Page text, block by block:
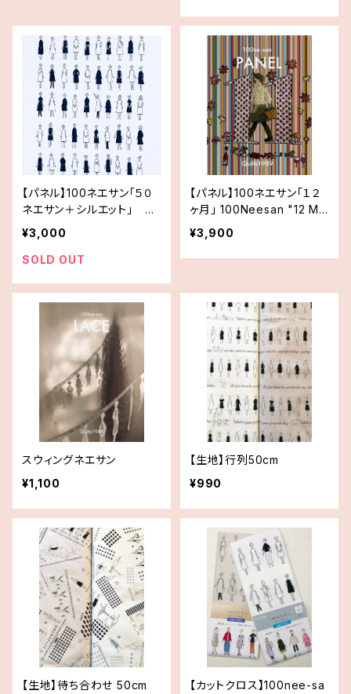
【パネル】100ネエサン「５０
ネエサン＋シルエット」
100 Neesan "50 Ne
esan + Silhouette"
¥3,000
SOLD OUT
【パネル】100ネエサン「１２
ヶ月」 100Neesan "12 MO
NTHS"
¥3,900
スウィングネエサン
¥1,100
【生地】行列50cm
¥990
【生地】待ち合わせ 50cm
【カットクロス】100nee-sa